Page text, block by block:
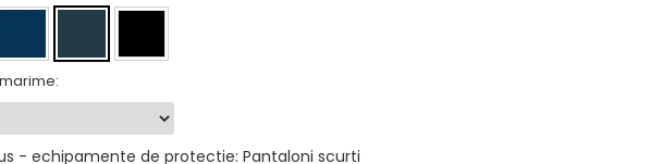
:
- echipamente de protectie: Pantaloni scurti